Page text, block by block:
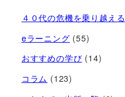
４０代の危機を乗り越える
eラーニング (55)
おすすめの学び (14)
コラム (123)